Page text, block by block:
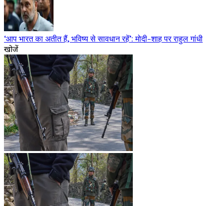
‘आप भारत का अतीत हैं, भविष्य से सावधान रहें’: मोदी-शाह पर राहुल गांधी
खोजें